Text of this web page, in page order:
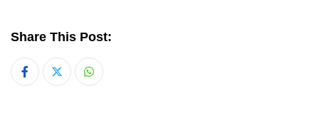
Share This Post:
Whatsapp